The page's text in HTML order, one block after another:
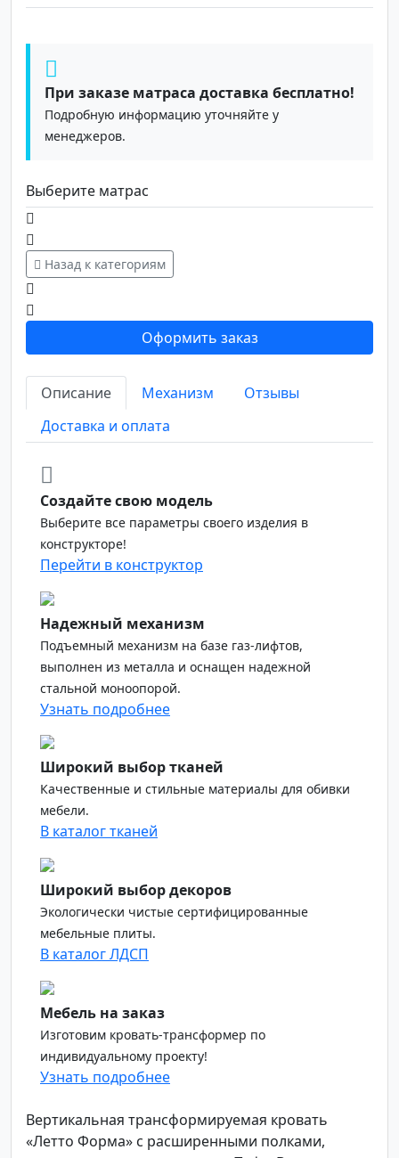
При заказе матраса доставка бесплатно!
Подробную информацию уточняйте у
менеджеров.
Выберите матрас
Назад к категориям
Оформить заказ
Описание Механизм
Отзывы
Доставка и оплата
Создайте свою модель
Выберите все параметры своего изделия в
конструкторе!
Перейти в конструктор
Надежный механизм
Подъемный механизм на базе газ-лифтов,
выполнен из металла и оснащен надежной
стальной моноопорой.
Узнать подробнее
Широкий выбор тканей
Качественные и стильные материалы для обивки
мебели.
В каталог тканей
Широкий выбор декоров
Экологически чистые сертифицированные
мебельные плиты.
В каталог ЛДСП
Мебель на заказ
Изготовим кровать-трансформер по
индивидуальному проекту!
Узнать подробнее
Вертикальная трансформируемая кровать
«Летто Форма» с расширенными полками,